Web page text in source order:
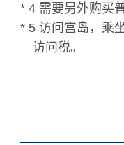
* 4 需要另外购买
* 5 访问宫岛，乘
访问税。